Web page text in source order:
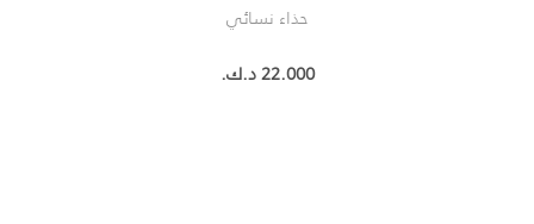
حذاء نسائي
22.000 د.ك.‏